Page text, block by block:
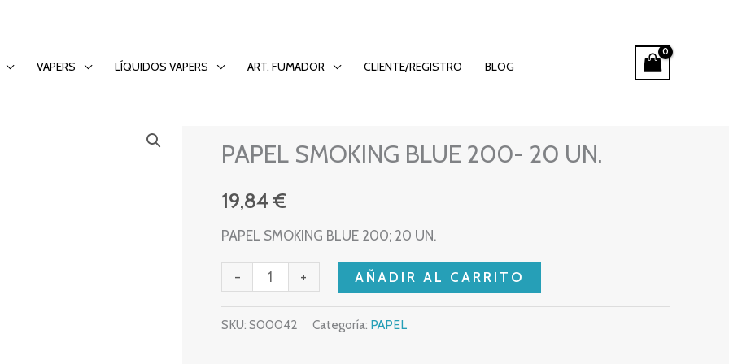
VAPERS LÍQUIDOS VAPERS ART. FUMADOR CLIENTE/REGISTRO BLOG
UN.
PAPEL SMOKING BLUE 200- 20 UN.
19,84 €
PAPEL SMOKING BLUE 200; 20 UN.
-
SMOKING
200-
cantidad
+ AÑADIR AL CARRITO
SKU: S00042 Categoría: PAPEL